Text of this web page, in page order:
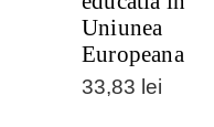
Uniunea
Europeana
33,83 lei